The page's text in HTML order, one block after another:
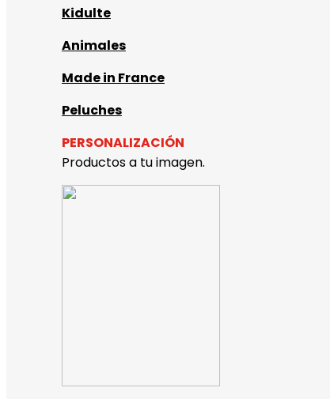
Kidulte
Animales
Made in France
Peluches
PERSONALIZACIÓN
Productos a tu imagen.